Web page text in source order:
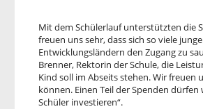
Mit dem Schülerlauf unterstützten die
freuen uns sehr, dass sich so viele
Entwicklungsländern den Zugang zu
Brenner, Rektorin der Schule, die
Kind soll im Abseits stehen. Wir freuen
können. Einen Teil der Spenden
Schüler investieren“.